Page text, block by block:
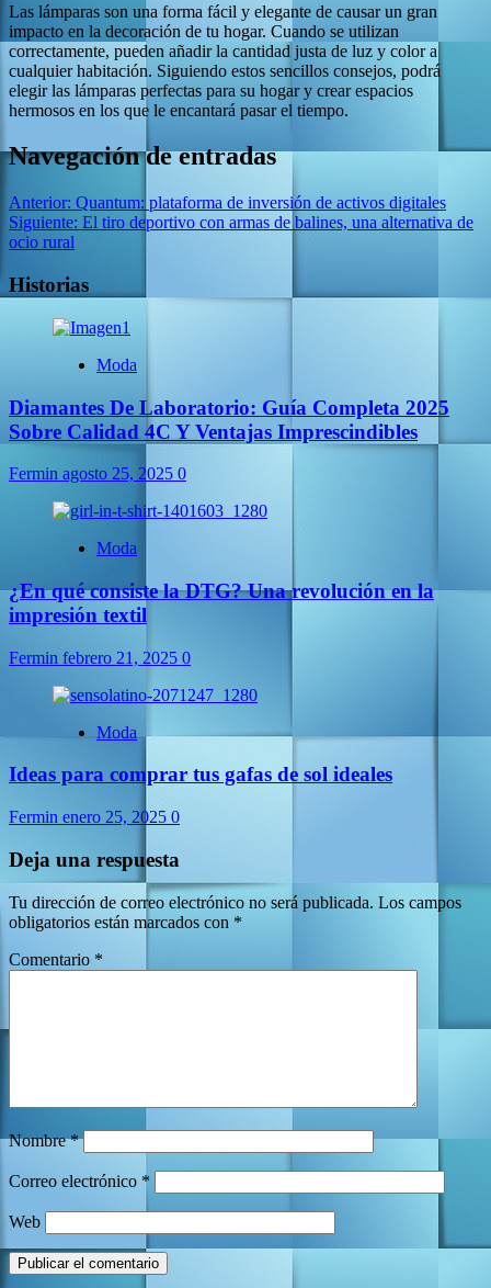
Las lámparas son una forma fácil y elegante de causar un gran
impacto en la decoración de tu hogar. Cuando se utilizan
correctamente, pueden añadir la cantidad justa de luz y color a
cualquier habitación. Siguiendo estos sencillos consejos, podrá
elegir las lámparas perfectas para su hogar y crear espacios
hermosos en los que le encantará pasar el tiempo.
Navegación de entradas
Anterior: Quantum: plataforma de inversión de activos digitales
Siguiente: El tiro deportivo con armas de balines, una alternativa de
ocio rural
Historias
Moda
Diamantes De Laboratorio: Guía Completa 2025
Sobre Calidad 4C Y Ventajas Imprescindibles
Fermin agosto 25, 2025 0
Moda
¿En qué consiste la DTG? Una revolución en la
impresión textil
Fermin febrero 21, 2025 0
Moda
Ideas para comprar tus gafas de sol ideales
Fermin enero 25, 2025 0
Deja una respuesta
Tu dirección de correo electrónico no será publicada. Los campos
obligatorios están marcados con *
Comentario *
Nombre*
Correo electrónico *
Web